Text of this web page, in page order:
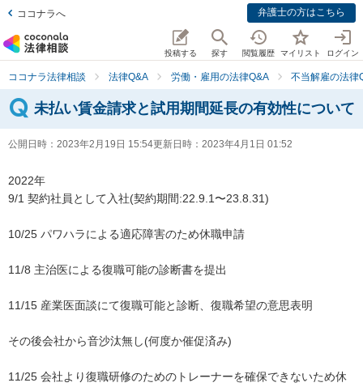
ココナラへ 弁護士の方はこちら
投稿する 探す 閲覧履歴 マイリスト ログイン
ココナラ法律相談 法律Q&A 労働・雇用の法律Q&A 不当解雇の法律
未払い賃金請求と試用期間延長の有効性について
公開日時： 2023年2月19日 15:54更新日時： 2023年4月1日 01:52
2022年
9/1 契約社員として入社(契約期間:22.9.1〜23.8.31)
10/25 パワハラによる適応障害のため休職申請
11/8 主治医による復職可能の診断書を提出
11/15 産業医面談にて復職可能と診断、復職希望の意思表明
その後会社から音沙汰無し(何度か催促済み)
11/25 会社より復職研修のためのトレーナーを確保できないため休